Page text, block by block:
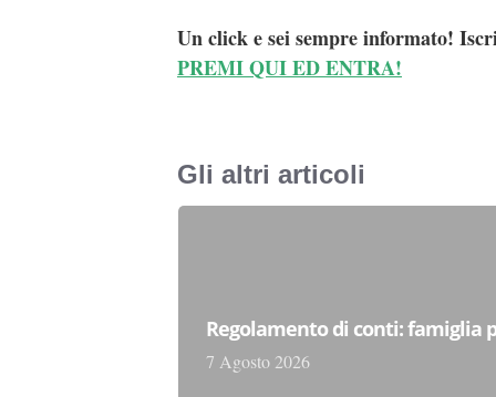
Un click e sei sempre informato!
PREMI QUI ED ENTRA!
Gli altri articoli
Regolamento di conti: famiglia
7 Agosto 2026